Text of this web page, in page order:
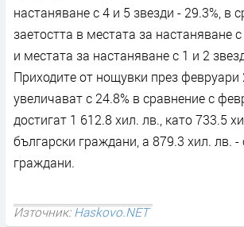
настаняване с 4 и 5 звезди - 29.3%, в
заетостта в местата за настаняване
и местата за настаняване с 1 и 2
Приходите от нощувки през февруари
увеличават с 24.8% в сравнение с
достигат 1 612.8 хил. лв., като 733.5
български граждани, а 879.3 хил. лв. -
граждани.
Източник:Haskovo.NET